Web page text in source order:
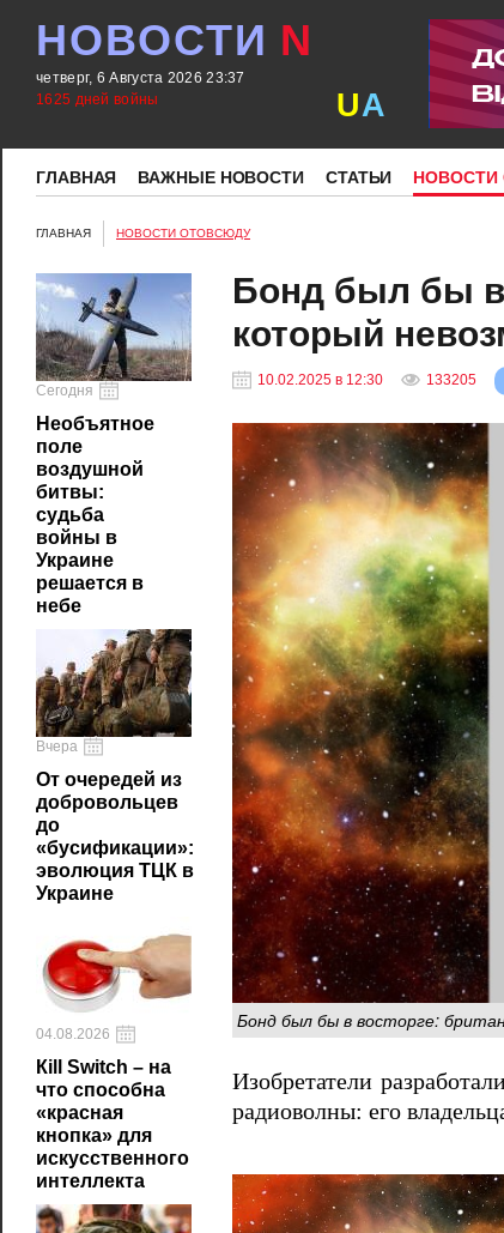
НОВОСТИ N
четверг, 6 Августа 2026 23:37
1625 дней войны
UA
ГЛАВНАЯ ВАЖНЫЕ НОВОСТИ СТАТЬИ НОВОСТИ
ГЛАВНАЯ НОВОСТИ ОТОВСЮДУ
Сегодня
Необъятное
поле
воздушной
битвы:
судьба
войны в
Украине
решается в
небе
Вчера
От очередей из
добровольцев
до
«бусификации»:
эволюция ТЦК в
Украине
04.08.2026
Кill Switch – на
что способна
«красная
кнопка» для
искусственного
интеллекта
Бонд был бы в
который
10.02.2025 в 12:30 133205
Бонд был бы в восторге:
Изобретатели
радиоволны: его